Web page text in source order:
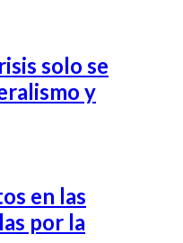
solo se
y
en las
por la